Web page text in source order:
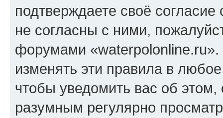
подтверждаете своё
не согласны с ними,
форумами
изменять эти правила в
чтобы уведомить вас об
разумным регулярно